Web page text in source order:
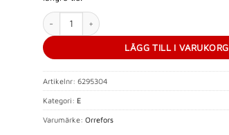
Pulse Tumbler mängd
LÄGG TILL I VARUKORG
Artikelnr: 6295304
Kategori: E
Varumärke: Orrefors